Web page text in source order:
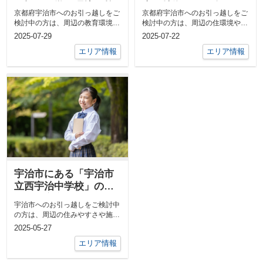
風もご紹介
京都府宇治市へのお引っ越しをご
検討中の方は、周辺の教育環境や
通学先について関心をお持ちかも
2025-07-29
エリア情報
京都府宇治市へのお引っ越しをご
検討中の方は、周辺の住環境や文
化的な施設が気になるところでは
2025-07-22
エリア情報
宇治市にある「宇治市
立西宇治中学校」の概
要！教育方針や支援制
度もご紹介
宇治市へのお引っ越しをご検討中
の方は、周辺の住みやすさや施設
について気になっているかと思い
2025-05-27
エリア情報